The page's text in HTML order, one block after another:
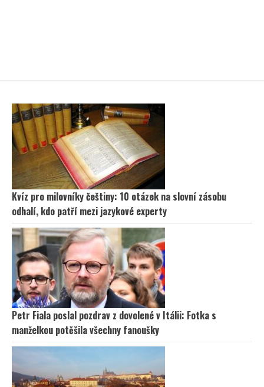
Kvíz pro milovníky češtiny: 10 otázek na slovní zásobu
odhalí, kdo patří mezi jazykové experty
Petr Fiala poslal pozdrav z dovolené v Itálii: Fotka s
manželkou potěšila všechny fanoušky